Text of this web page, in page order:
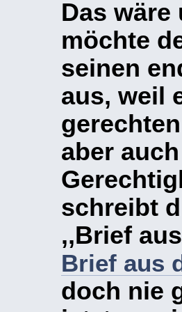
Das
möchte
seinen
aus, weil
aber
schreibt
,,Brief
Brief aus
doch nie